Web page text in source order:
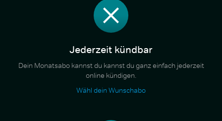
Jederzeit kündbar
Dein Monatsabo kannst du kannst du ganz einfach jederzeit
online kündigen.
Wähl dein Wunschabo